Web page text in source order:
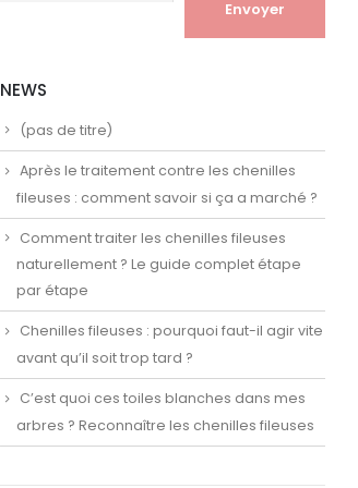
NEWS
(pas de titre)
Après le traitement contre les chenilles
fileuses : comment savoir si ça a marché ?
Comment traiter les chenilles fileuses
naturellement ? Le guide complet étape
par étape
Chenilles fileuses : pourquoi faut-il agir vite
avant qu’il soit trop tard ?
C’est quoi ces toiles blanches dans mes
arbres ? Reconnaître les chenilles fileuses